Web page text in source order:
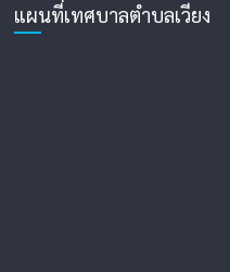
แผนที่เทศบาลตำบลเวียง